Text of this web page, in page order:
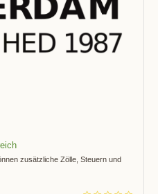
zusätzliche Zölle, Steuern und